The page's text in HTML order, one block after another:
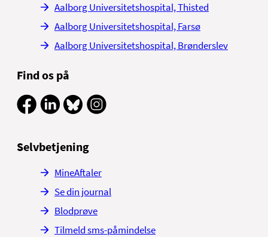
Aalborg Universitetshospital, Thisted
Aalborg Universitetshospital, Farsø
Aalborg Universitetshospital, Brønderslev
Find os på
Selvbetjening
MineAftaler
Se din journal
Blodprøve
Tilmeld sms-påmindelse